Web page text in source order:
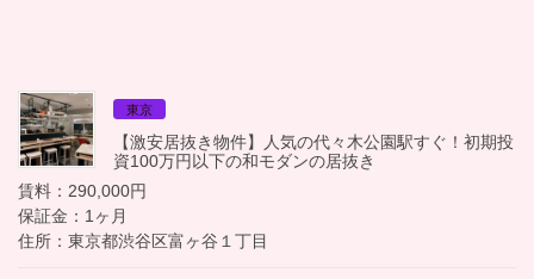
東京
【激安居抜き物件】人気の代々木公園駅すぐ！初期投
資100万円以下の和モダンの居抜き
賃料：290,000円
保証金：1ヶ月
住所：東京都渋谷区富ヶ谷１丁目